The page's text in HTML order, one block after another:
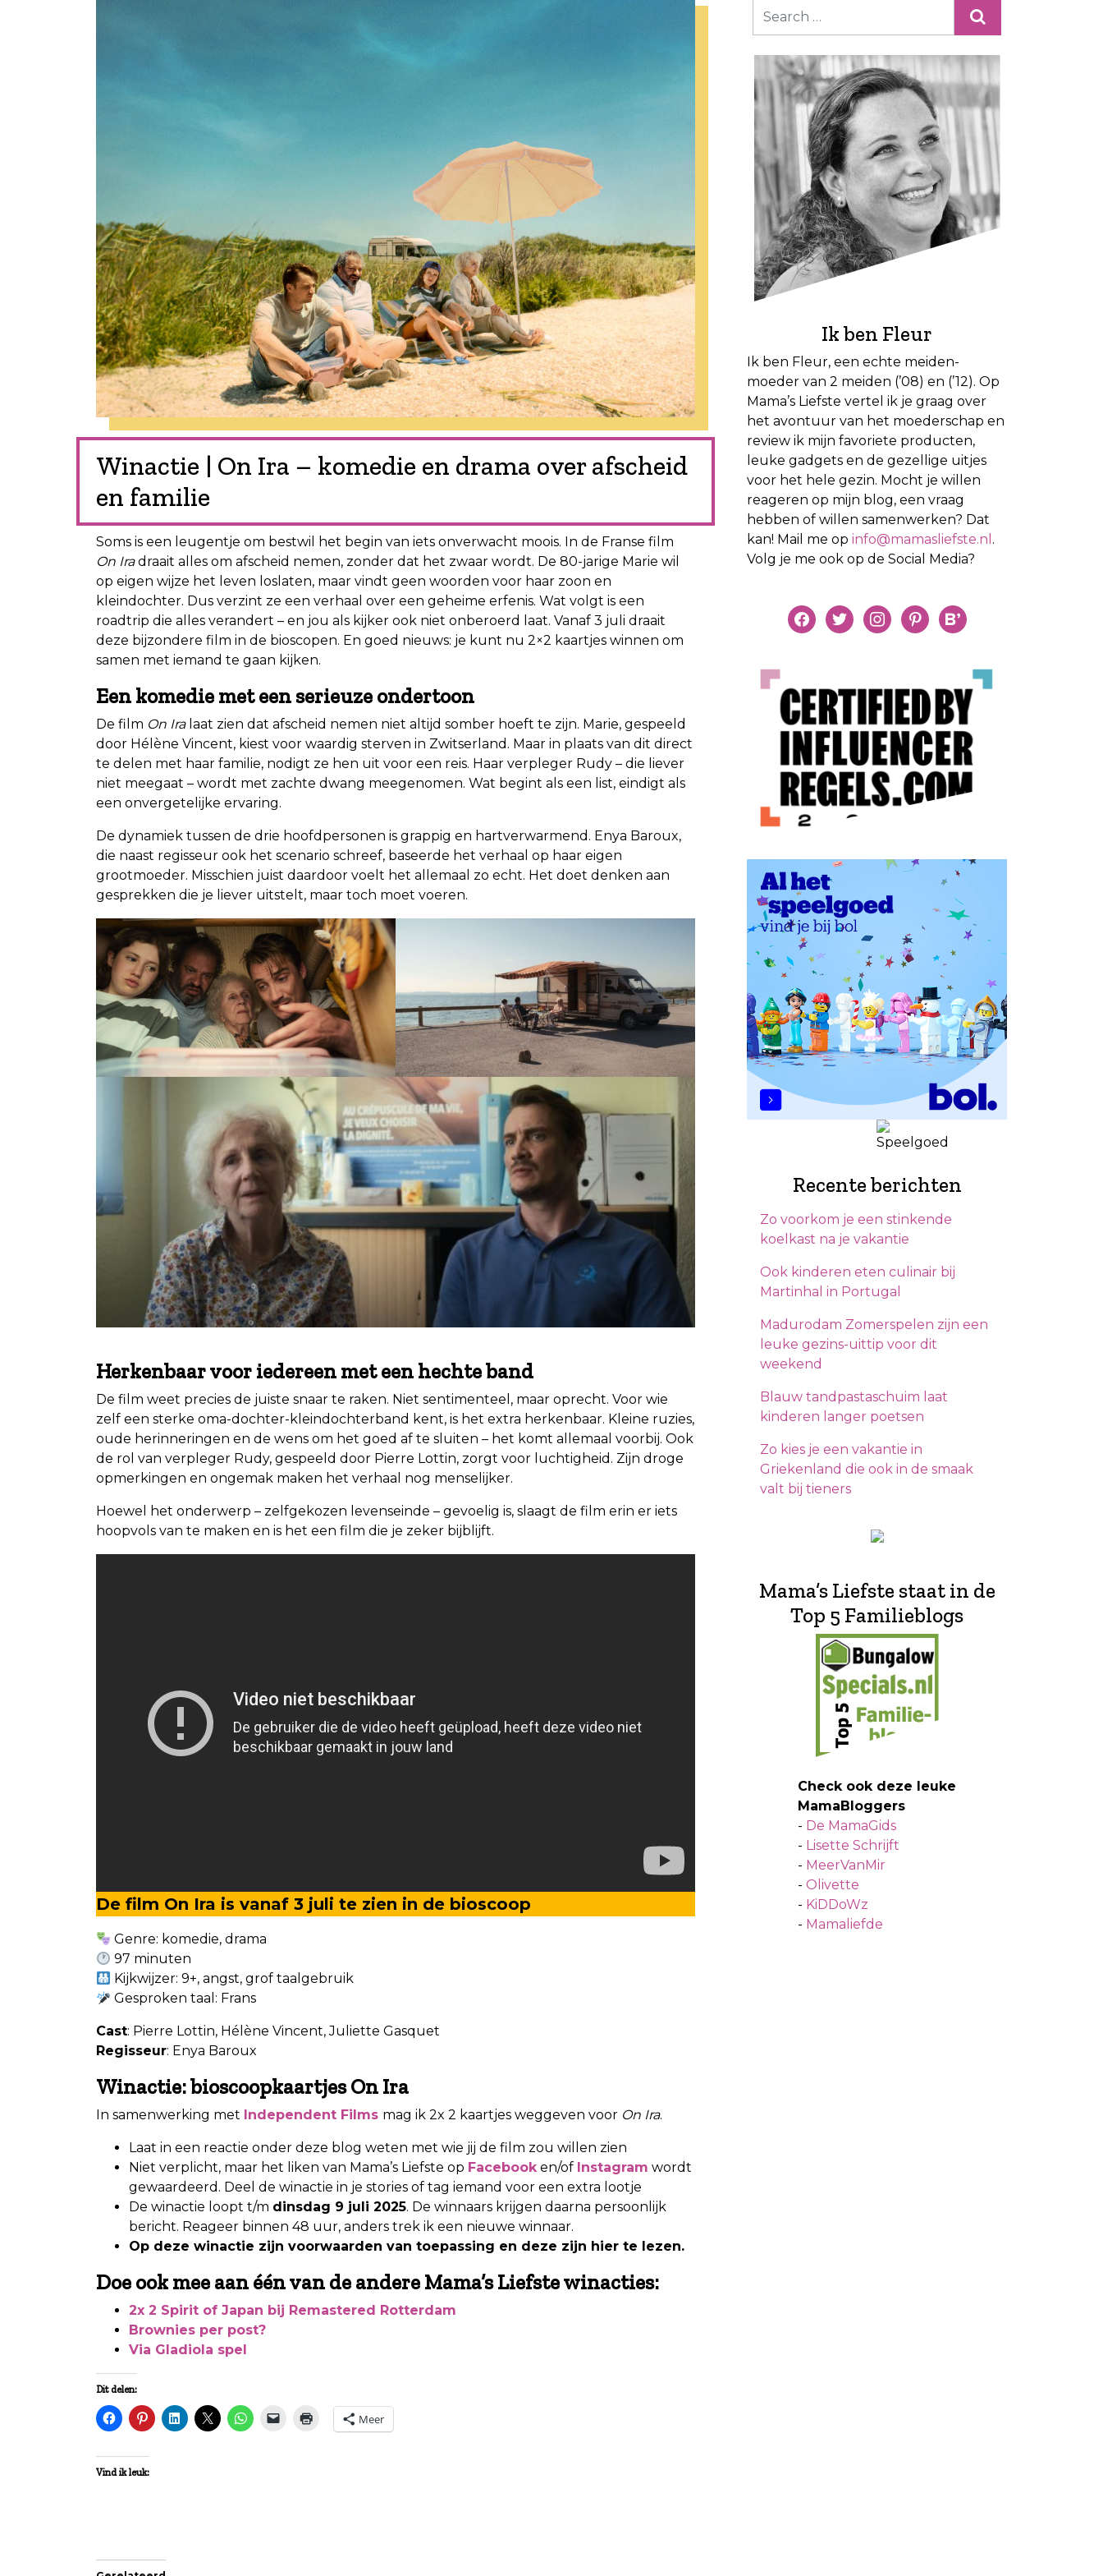
Winactie | On Ira – komedie en drama over afscheid
en familie
Soms is een leugentje om bestwil het begin van iets onverwacht moois. In de Franse film
On Iradraait alles om afscheid nemen, zonder dat het zwaar wordt. De 80-jarige Marie wil
op eigen wijze het leven loslaten, maar vindt geen woorden voor haar zoon en
kleindochter. Dus verzint ze een verhaal over een geheime erfenis. Wat volgt is een
roadtrip die alles verandert – en jou als kijker ook niet onberoerd laat. Vanaf 3 juli draait
deze bijzondere film in de bioscopen. En goed nieuws: je kunt nu 2×2 kaartjes winnen om
samen met iemand te gaan kijken.
Een komedie met een serieuze ondertoon
De film On Iralaat zien dat afscheid nemen niet altijd somber hoeft te zijn. Marie, gespeeld
door Hélène Vincent, kiest voor waardig sterven in Zwitserland. Maar in plaats van dit direct
te delen met haar familie, nodigt ze hen uit voor een reis. Haar verpleger Rudy – die liever
niet meegaat – wordt met zachte dwang meegenomen. Wat begint als een list, eindigt als
een onvergetelijke ervaring.
De dynamiek tussen de drie hoofdpersonen is grappig en hartverwarmend. Enya Baroux,
die naast regisseur ook het scenario schreef, baseerde het verhaal op haar eigen
grootmoeder. Misschien juist daardoor voelt het allemaal zo echt. Het doet denken aan
gesprekken die je liever uitstelt, maar toch moet voeren.
Herkenbaar voor iedereen met een hechte band
De film weet precies de juiste snaar te raken. Niet sentimenteel, maar oprecht. Voor wie
zelf een sterke oma-dochter-kleindochterband kent, is het extra herkenbaar. Kleine ruzies,
oude herinneringen en de wens om het goed af te sluiten – het komt allemaal voorbij. Ook
de rol van verpleger Rudy, gespeeld door Pierre Lottin, zorgt voor luchtigheid. Zijn droge
opmerkingen en ongemak maken het verhaal nog menselijker.
Hoewel het onderwerp – zelfgekozen levenseinde – gevoelig is, slaagt de film erin er iets
hoopvols van te maken en is het een film die je zeker bijblijft.
De film On Ira is vanaf 3 juli te zien in de bioscoop
Genre: komedie, drama
97 minuten
Kijkwijzer: 9+, angst, grof taalgebruik
Gesproken taal: Frans
Cast: Pierre Lottin, Hélène Vincent, Juliette Gasquet
Regisseur: Enya Baroux
Winactie: bioscoopkaartjes On Ira
In samenwerking met Independent Films mag ik 2x 2 kaartjes weggeven voor On Ira.
Laat in een reactie onder deze blog weten met wie jij de film zou willen zien
Niet verplicht, maar het liken van Mama’s Liefste op Facebooken/of Instagram wordt
gewaardeerd. Deel de winactie in je stories of tag iemand voor een extra lootje
De winactie loopt t/m dinsdag 9 juli 2025. De winnaars krijgen daarna persoonlijk
bericht. Reageer binnen 48 uur, anders trek ik een nieuwe winnaar.
Op deze winactie zijn voorwaarden van toepassing en deze zijn hier te lezen.
Doe ook mee aan één van de andere Mama’s Liefste winacties:
2x 2 Spirit of Japan bij Remastered Rotterdam
Brownies per post?
Via Gladiola spel
Dit delen:
Meer
Vind ik leuk:
Ik ben Fleur
Ik ben Fleur, een echte meiden-
moeder van 2 meiden (’08) en (’12). Op
Mama’s Liefste vertel ik je graag over
het avontuur van het moederschap en
review ik mijn favoriete producten,
leuke gadgets en de gezellige uitjes
voor het hele gezin. Mocht je willen
reageren op mijn blog, een vraag
hebben of willen samenwerken? Dat
kan! Mail me op info@mamasliefste.nl .
Volg je me ook op de Social Media?
facebooktwitterinstagrampinterestbloglovin
Recente berichten
Zo voorkom je een stinkende
koelkast na je vakantie
Ook kinderen eten culinair bij
Martinhal in Portugal
Madurodam Zomerspelen zijn een
leuke gezins-uittip voor dit
weekend
Blauw tandpastaschuim laat
kinderen langer poetsen
Zo kies je een vakantie in
Griekenland die ook in de smaak
valt bij tieners
Mama’s Liefste staat in de
Top 5 Familieblogs
Check ook deze leuke
MamaBloggers
- De MamaGids
- Lisette Schrijft
- MeerVanMir
- Olivette
- KiDDoWz
- Mamaliefde